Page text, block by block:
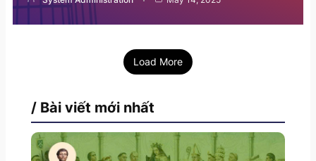
Load More
/ Bài viết mới nhất